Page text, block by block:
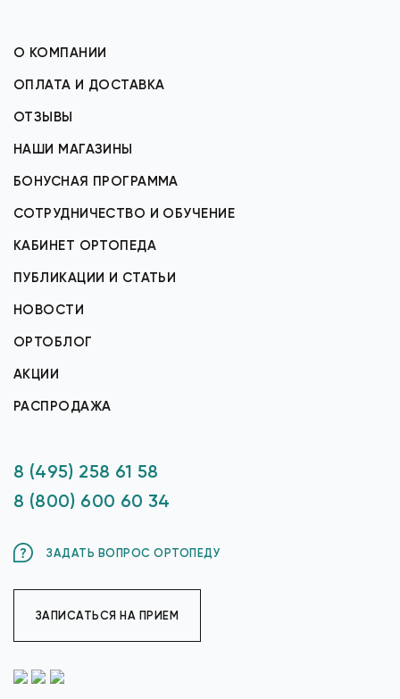
О КОМПАНИИ
ОПЛАТА И ДОСТАВКА
ОТЗЫВЫ
НАШИ МАГАЗИНЫ
БОНУСНАЯ ПРОГРАММА
СОТРУДНИЧЕСТВО И ОБУЧЕНИЕ
КАБИНЕТ ОРТОПЕДА
ПУБЛИКАЦИИ И СТАТЬИ
НОВОСТИ
ОРТОБЛОГ
АКЦИИ
РАСПРОДАЖА
8 (495) 258 61 58
8 (800) 600 60 34
ЗАДАТЬ ВОПРОС ОРТОПЕДУ
ЗАПИСАТЬСЯ НА ПРИЕМ